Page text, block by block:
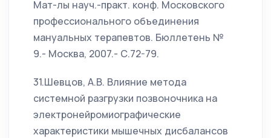
Мат-лы науч.-практ. конф. Московского
профессионального объединения
мануальных терапевтов. Бюллетень №
9.- Москва, 2007.- С.72-79.
31.Шевцов, А.В. Влияние метода
системной разгрузки позвоночника на
электронейромиографические
характеристики мышечных дисбалансов